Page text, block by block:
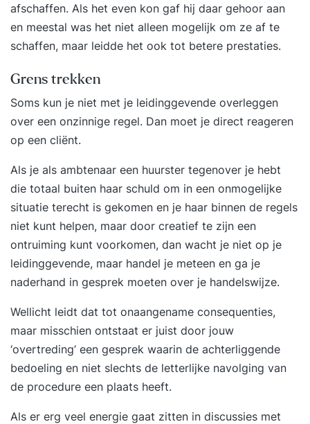
afschaffen. Als het even kon gaf hij daar gehoor aan
en meestal was het niet alleen mogelijk om ze af te
schaffen, maar leidde het ook tot betere prestaties.
Grens trekken
Soms kun je niet met je leidinggevende overleggen
over een onzinnige regel. Dan moet je direct reageren
op een cliënt.
Als je als ambtenaar een huurster tegenover je hebt
die totaal buiten haar schuld om in een onmogelijke
situatie terecht is gekomen en je haar binnen de regels
niet kunt helpen, maar door creatief te zijn een
ontruiming kunt voorkomen, dan wacht je niet op je
leidinggevende, maar handel je meteen en ga je
naderhand in gesprek moeten over je handelswijze.
Wellicht leidt dat tot onaangename consequenties,
maar misschien ontstaat er juist door jouw
‘overtreding’ een gesprek waarin de achterliggende
bedoeling en niet slechts de letterlijke navolging van
de procedure een plaats heeft.
Als er erg veel energie gaat zitten in discussies met